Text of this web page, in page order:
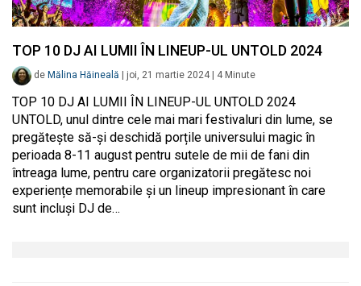
TOP 10 DJ AI LUMII ÎN LINEUP-UL UNTOLD 2024
de Mălina Hăineală joi, 21 martie 2024 4 Minute
TOP 10 DJ AI LUMII ÎN LINEUP-UL UNTOLD 2024
UNTOLD, unul dintre cele mai mari festivaluri din lume, se
pregătește să-și deschidă porțile universului magic în
perioada 8-11 august pentru sutele de mii de fani din
întreaga lume, pentru care organizatorii pregătesc noi
experiențe memorabile și un lineup impresionant în care
sunt incluși DJ de…